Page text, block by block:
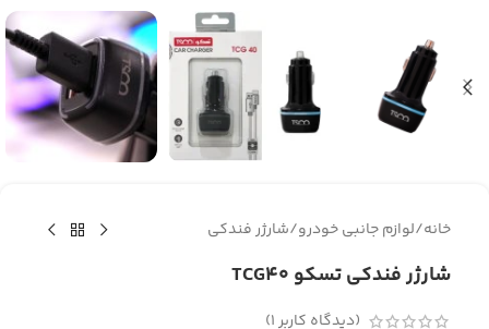
خانه/لوازم جانبی خودرو/شارژر فندکی
شارژر فندکی تسکو TCG40
(دیدگاه کاربر1
)